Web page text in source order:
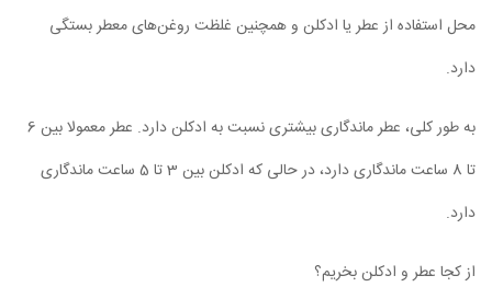
محل استفاده از عطر یا ادکلن و همچنین غلظت روغن‌های معطر بستگی
دارد.
به طور کلی، عطر ماندگاری بیشتری نسبت به ادکلن دارد. عطر معمولا بین 6
تا 8 ساعت ماندگاری دارد، در حالی که ادکلن بین 3 تا 5 ساعت ماندگاری
دارد.
از کجا عطر و ادکلن بخریم؟